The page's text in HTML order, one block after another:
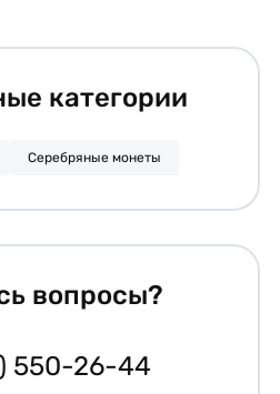
категории
Серебряные монеты
вопросы?
550-26-44